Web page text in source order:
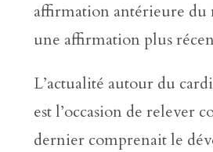
affirmation antérieure du
une affirmation plus
L’actualité autour du
est l’occasion de relever
dernier comprenait le